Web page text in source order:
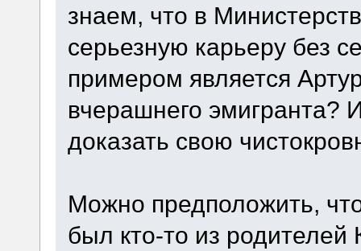
знаем, что в
серьезную карьеру без
примером является
вчерашнего эмигранта?
доказать свою
Можно предположить,
был кто-то из родителей